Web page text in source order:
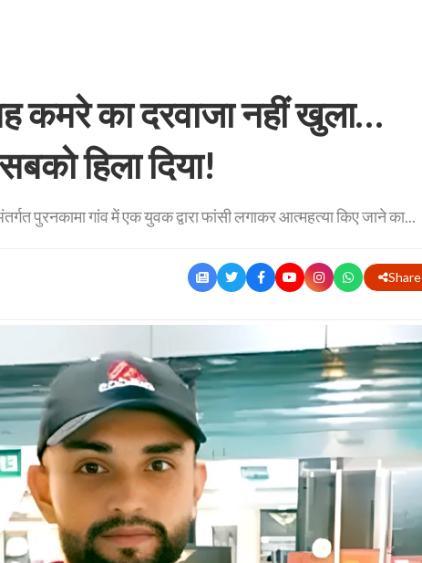
का दरवाजा नहीं खुला…
हिला दिया!
पुरनकामा गांव में एक युवक द्वारा फांसी लगाकर आत्महत्या किए जाने का...
Share